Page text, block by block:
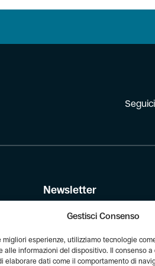
Gestisci Consenso
migliori esperienze, utilizziamo tecnologie
alle informazioni del dispositivo. Il consenso
elaborare dati come il comportamento di
Seguici
Newsletter